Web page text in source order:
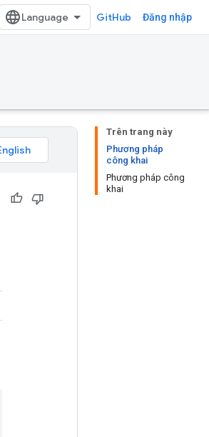
GitHub Đăng nhập
Trên trang này
Phương pháp
công khai
Phương pháp công
khai